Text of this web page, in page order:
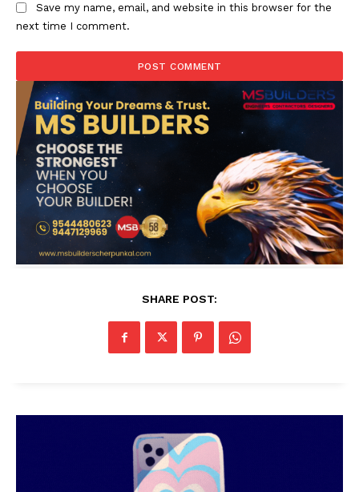
Save my name, email, and website in this browser for the
next time I comment.
SHARE POST: